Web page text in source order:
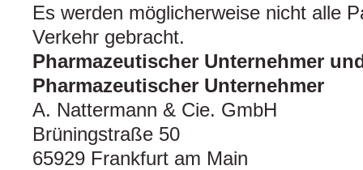
Es werden möglicherweise nicht alle
Verkehr gebracht.
Pharmazeutischer Unternehmer
Pharmazeutischer Unternehmer
A. Nattermann & Cie. GmbH
Brüningstraße 50
65929 Frankfurt am Main